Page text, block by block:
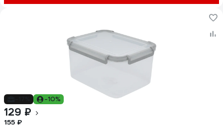
-10%
129 ₽
155 ₽